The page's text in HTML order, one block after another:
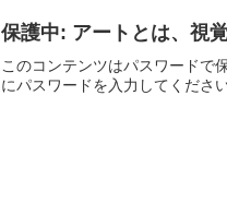
保護中: アートとは、視
このコンテンツはパスワードで
にパスワードを入力してくださ